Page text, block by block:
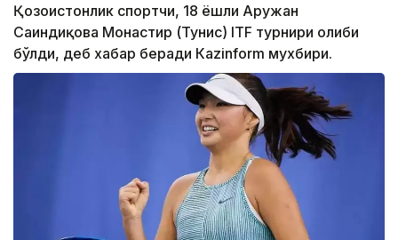
Қозоғистонлик спортчи, 18 ёшли Аружан
Сағиндиқова Монастир (Тунис) ITF турнири ғолиби
бўлди, деб хабар беради Каzinform мухбири.